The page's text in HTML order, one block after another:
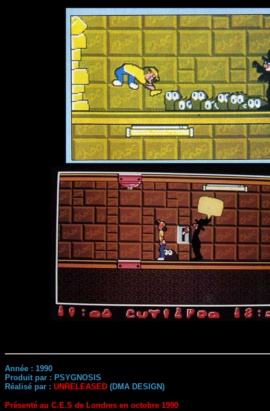
Année : 1990
Produit par : PSYGNOSIS
Réalisé par : UNRELEASED (DMA DESIGN)
Présenté au C.E.S de Londres en octobre 1990